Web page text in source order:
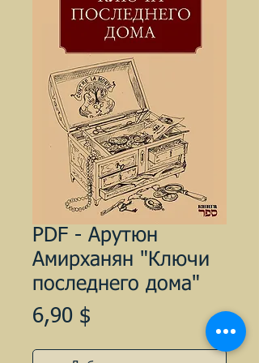
PDF - Арутюн
Амирханян "Ключи
последнего дома"
6,90 $